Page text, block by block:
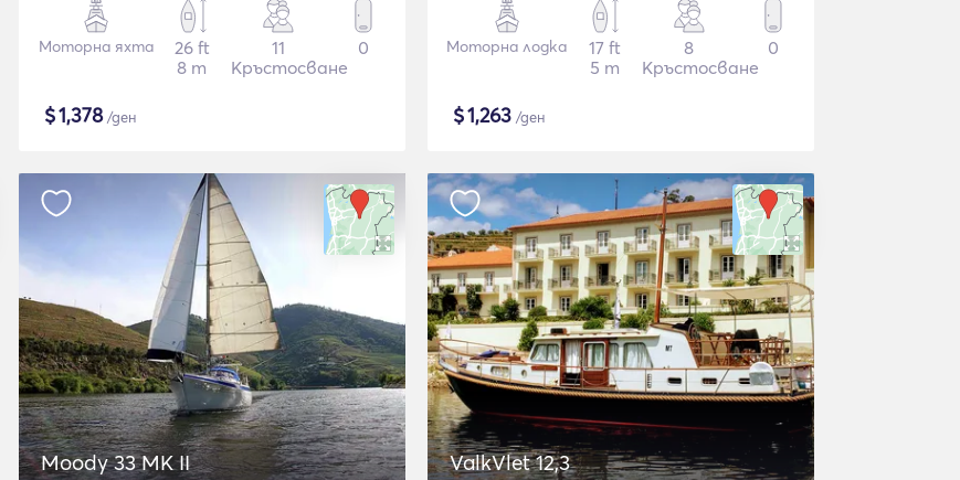
Моторна яхта
26 ft
8 m
11
Кръстосване
0
$1,378/ден
Моторна лодка
17 ft
5 m
8
Кръстосване
0
$1,263 /ден
Moody 33 MK II ValkVlet 12,3